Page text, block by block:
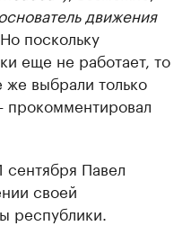
движения
поскольку
еще не работает, то
выбрали только
прокомментировал
сентября Павел
своей
республики.